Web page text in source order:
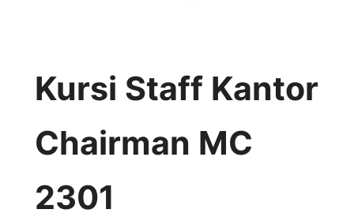
Kursi Staff Kantor
Chairman MC
2301